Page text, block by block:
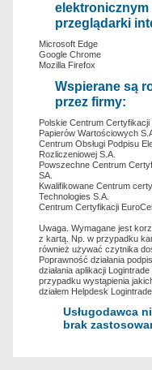
przeglądarki
Microsoft Edge
Google Chrome
Mozilla Firefox
Wspierane są
przez firmy:
Polskie Centrum
Papierów Wartościowych
Centrum Obsługi Podpisu
Rozliczeniowej S.A.
Powszechne Centrum
SA.
Kwalifikowane Centrum
Technologies S.A.
Centrum Certyfikacji
Uwaga. Wymagane jest
z kartą. Np. w przypadku
również używać czytnika
Poprawność działania
działania aplikacji
przypadku wystąpienia
działem Helpdesk
Usługodawca
brak